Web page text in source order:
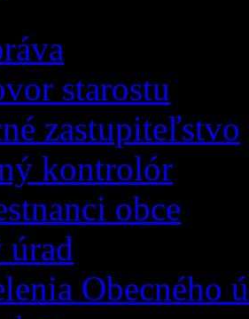
starostu
zastupiteľstvo
kontrolór
obce
úrad
Obecného